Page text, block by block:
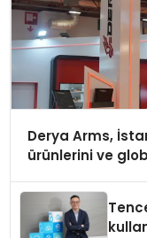
Derya Arms,
ürünlerini ve